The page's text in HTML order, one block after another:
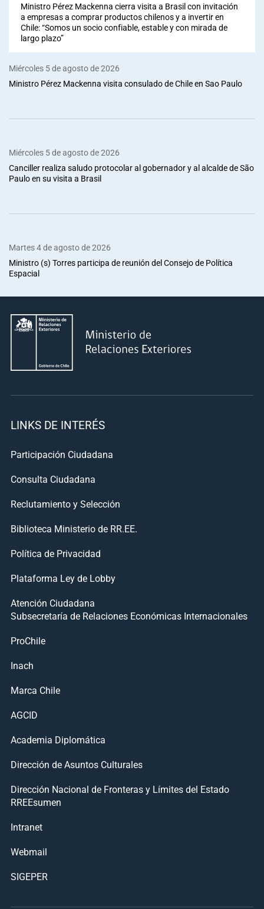
Ministro Pérez Mackenna cierra visita a Brasil con invitación
a empresas a comprar productos chilenos y a invertir en
Chile: “Somos un socio confiable, estable y con mirada de
largo plazo”
Miércoles 5 de agosto de 2026
Ministro Pérez Mackenna visita consulado de Chile en Sao Paulo
Miércoles 5 de agosto de 2026
Canciller realiza saludo protocolar al gobernador y al alcalde de São
Paulo en su visita a Brasil
Martes 4 de agosto de 2026
Ministro (s) Torres participa de reunión del Consejo de Política
Espacial
LINKS DE INTERÉS
Participación Ciudadana
Consulta Ciudadana
Reclutamiento y Selección
Biblioteca Ministerio de RR.EE.
Política de Privacidad
Plataforma Ley de Lobby
Atención Ciudadana
Subsecretaría de Relaciones Económicas Internacionales
ProChile
Inach
Marca Chile
AGCID
Academia Diplomática
Dirección de Asuntos Culturales
Dirección Nacional de Fronteras y Límites del Estado
RREEsumen
Intranet
Webmail
SIGEPER